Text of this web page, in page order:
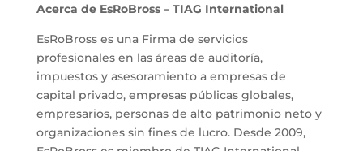
Acerca de EsRoBross – TIAG International
EsRoBross es una Firma de servicios
profesionales en las áreas de auditoría,
impuestos y asesoramiento a empresas de
capital privado, empresas públicas globales,
empresarios, personas de alto patrimonio neto y
organizaciones sin fines de lucro. Desde 2009,